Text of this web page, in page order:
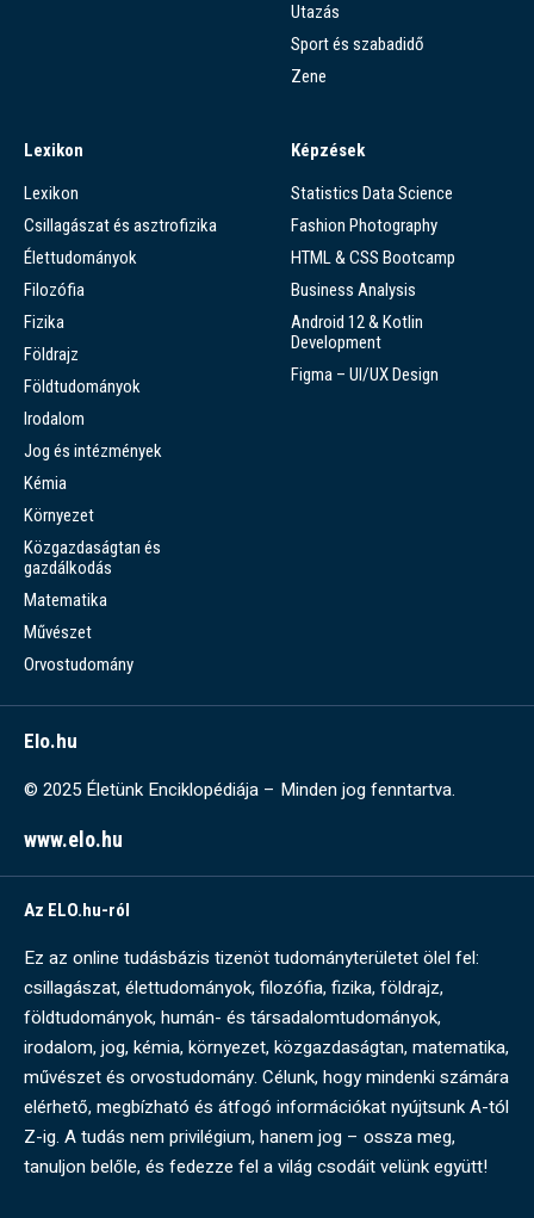
Utazás
Sport és szabadidő
Zene
Lexikon
Lexikon
Csillagászat és asztrofizika
Élettudományok
Filozófia
Fizika
Földrajz
Földtudományok
Irodalom
Jog és intézmények
Kémia
Környezet
Közgazdaságtan és
gazdálkodás
Matematika
Művészet
Orvostudomány
Képzések
Statistics Data Science
Fashion Photography
HTML & CSS Bootcamp
Business Analysis
Android 12 & Kotlin
Development
Figma – UI/UX Design
Elo.hu
© 2025 Életünk Enciklopédiája – Minden jog fenntartva.
www.elo.hu
Az ELO.hu-ról
Ez az online tudásbázis tizenöt tudományterületet ölel fel:
csillagászat, élettudományok, filozófia, fizika, földrajz,
földtudományok, humán- és társadalomtudományok,
irodalom, jog, kémia, környezet, közgazdaságtan, matematika,
művészet és orvostudomány. Célunk, hogy mindenki számára
elérhető, megbízható és átfogó információkat nyújtsunk A-tól
Z-ig. A tudás nem privilégium, hanem jog – ossza meg,
tanuljon belőle, és fedezze fel a világ csodáit velünk együtt!